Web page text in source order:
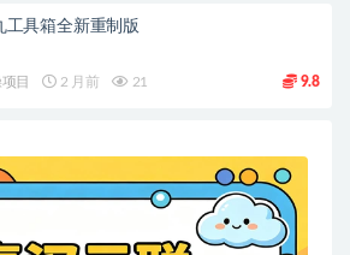
工具箱全新重制版
目 2 月前 21 9.8